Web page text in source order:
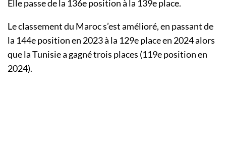
Elle passe de la 136e position à la 139e place.
Le classement du Maroc s’est amélioré, en passant de
la 144e position en 2023 à la 129e place en 2024 alors
que la Tunisie a gagné trois places (119e position en
2024).